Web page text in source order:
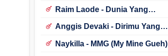
Raim Laode - Dunia Yang
Anggis Devaki - Dirimu Yang
Naykilla - MMG (My Mine Gueh)